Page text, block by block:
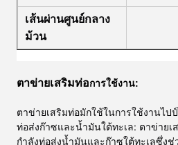
เส้นผ่านศูนย์กลาง
ม้วน
ตาข่ายเสริมท่อการใช้งาน:
ตาข่ายเสริมท่อมักใช้ในการใช้งานไป
ท่อส่งก๊าซและน้ำมันใต้ทะเล: ตาข่ายเ
กำลังท่อส่งน้ำมันและก๊าซใต้ทะเลซึ่งช่